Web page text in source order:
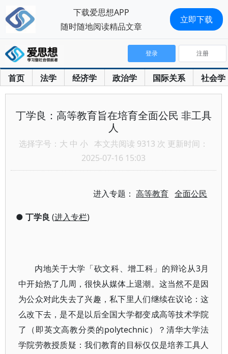
首页 法学 经济学 政治学 国际关系 社会学
登录 注册
丁学良：高等教育旨在培育全面公民 非工具
人
选择字号： 大 中 小 本文共阅读 9313 次 更新时间：
2025-07-16 15:03
进入专题：高等教育 全面公民
● 丁学良 (进入专栏)
内地关于大学「砍文科、增工科」的辩论从3月
中开始热了几周，很快从媒体上退潮。这当然不是因
为公众对此失去了兴趣，私下里人们继续在议论：这
么改下去，是不是以后全国大学都变成高等技术学院
了（即英文高教分类的polytechnic）？清华大学法
学院劳教授质疑：我们教育的目标仅仅是培养工具人
下载爱思想APP
随时随地阅读精品文章
立即下载